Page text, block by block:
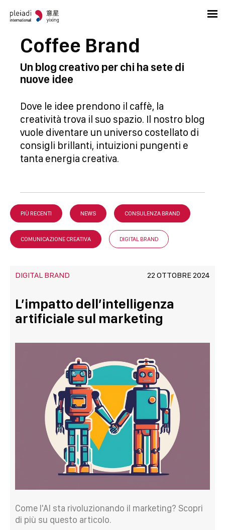
Coffee Brand
Un blog creativo per chi ha sete di
nuove idee
Dove le idee prendono il caffè, la
creatività trova il suo spazio. Il nostro blog
vuole diventare un universo costellato di
consigli brillanti, intuizioni pungenti e
tanta energia creativa.
PIÙ RECENTI NEWS CONSULENZA BRAND
COMUNICAZIONE CREATIVA DIGITAL BRAND
DIGITAL BRAND 22 OTTOBRE 2024
L’impatto dell’intelligenza
artificiale sul marketing
Come l'AI sta rivoluzionando il marketing? Scopri
di più su questo articolo.